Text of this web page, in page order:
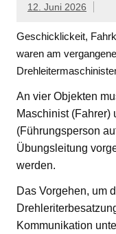
12. Juni 2026
Geschicklickeit,
waren am
An vier Objekten
Maschinist (Fahrer)
(Führungsperson
Übungsleitung
werden.
Das Vorgehen, um
Kommunikation